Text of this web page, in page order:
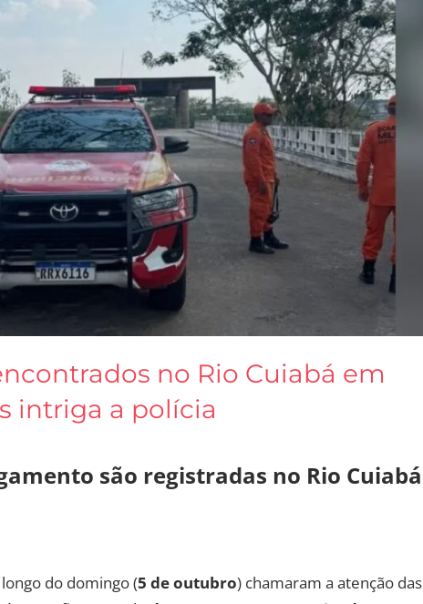
no Rio Cuiabá em
intriga a polícia
são registradas no Rio Cuiabá
do domingo (5 de outubro) chamaram a atenção das